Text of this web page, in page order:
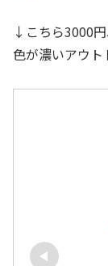
↓こちら3000円
色が濃いアウト